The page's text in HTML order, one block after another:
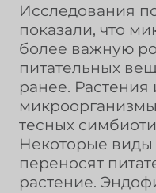
Исследования
показали, что
более важную
питательных
ранее.
тесных
Некоторые виды
переносят
растение.